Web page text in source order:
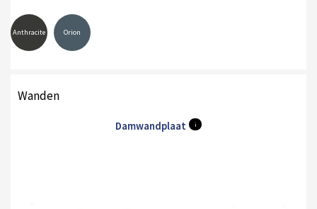
Anthracite Orion
Wanden
Damwandplaat i